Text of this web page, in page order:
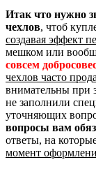
Итак что нужно
чехлов, чтоб
создавая эффект
мешком или
совсем
чехлов часто
внимательны при
не заполнили
уточняющих
вопросы вам
ответы, на
момент